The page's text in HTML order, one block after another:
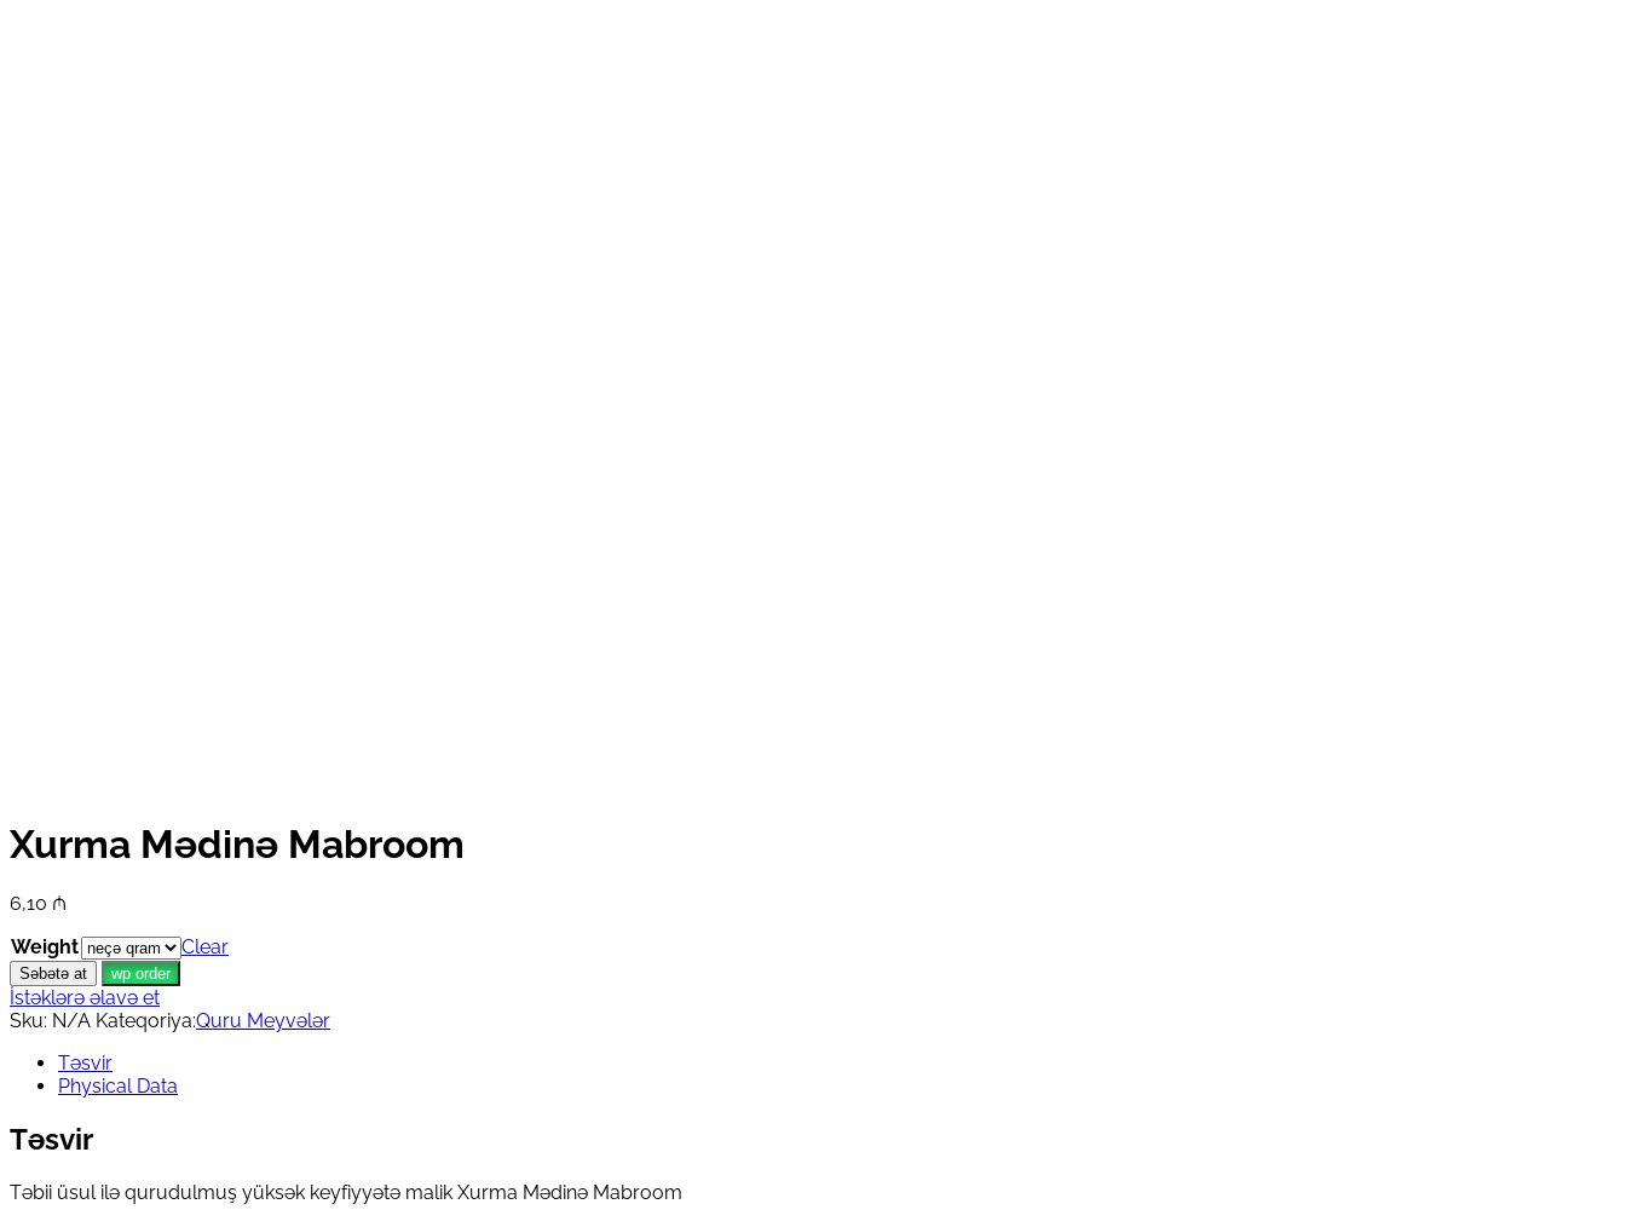
Xurma Mədinə Mabroom
6,10 ₼
Weight
Clear
Səbətə at wp order
İstəklərə əlavə et
Sku: N/A Kateqoriya:Quru Meyvələr
Təsvir
Physical Data
Təsvir
Təbii üsul ilə qurudulmuş yüksək keyfiyyətə malik Xurma Mədinə Mabroom